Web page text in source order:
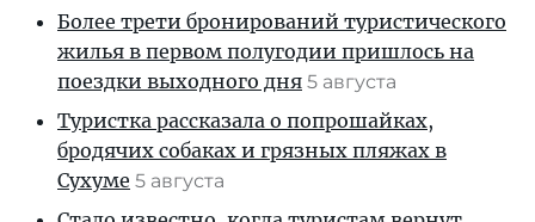
Более трети бронирований туристического
жилья в первом полугодии пришлось на
поездки выходного дня 5 августа
Туристка рассказала о попрошайках,
бродячих собаках и грязных пляжах в
Сухуме 5 августа